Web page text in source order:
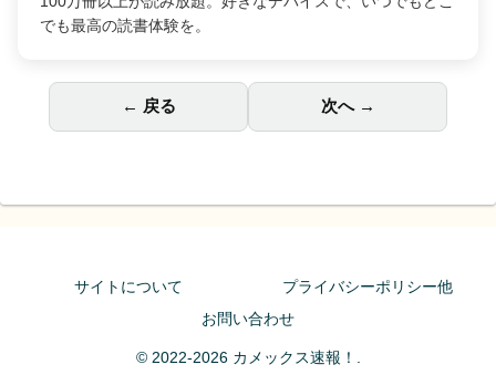
でも最高の読書体験を。
← 戻る 次へ →
サイトについて
プライバシーポリシー他
お問い合わせ
© 2022-2026 カメックス速報！.